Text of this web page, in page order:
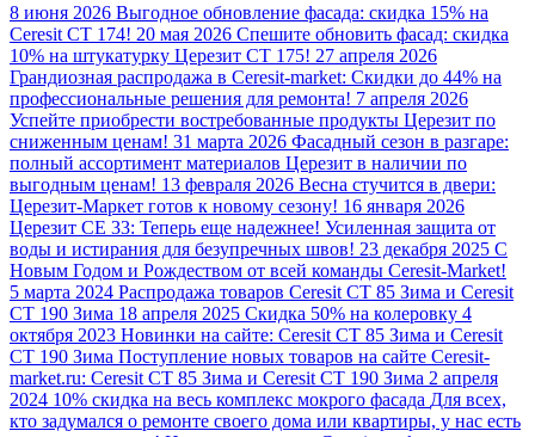
8 июня 2026 Выгодное обновление фасада: скидка 15% на
Ceresit CT 174! 20 мая 2026 Спешите обновить фасад: скидка
10% на штукатурку Церезит CT 175! 27 апреля 2026
Грандиозная распродажа в Ceresit-market: Скидки до 44% на
профессиональные решения для ремонта! 7 апреля 2026
Успейте приобрести востребованные продукты Церезит по
сниженным ценам! 31 марта 2026 Фасадный сезон в разгаре:
полный ассортимент материалов Церезит в наличии по
выгодным ценам! 13 февраля 2026 Весна стучится в двери:
Церезит-Маркет готов к новому сезону! 16 января 2026
Церезит CE 33: Теперь еще надежнее! Усиленная защита от
воды и истирания для безупречных швов! 23 декабря 2025 С
Новым Годом и Рождеством от всей команды Ceresit-Market!
5 марта 2024 Распродажа товаров Ceresit CT 85 Зима и Ceresit
CT 190 Зима 18 апреля 2025 Скидка 50% на колеровку 4
октября 2023 Новинки на сайте: Ceresit CT 85 Зима и Ceresit
CT 190 Зима Поступление новых товаров на сайте Ceresit-
market.ru: Ceresit CT 85 Зима и Ceresit CT 190 Зима 2 апреля
2024 10% скидка на весь комплекс мокрого фасада Для всех,
кто задумался о ремонте своего дома или квартиры, у нас есть